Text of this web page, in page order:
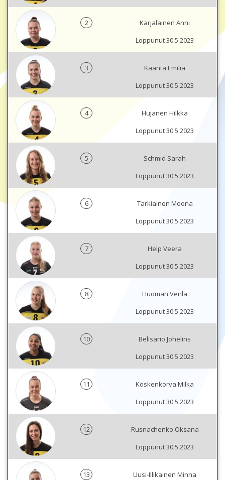
2
Karjalainen Anni
Loppunut 30.5.2023
3
Kääntä Emilia
Loppunut 30.5.2023
4
Hujanen Hilkka
Loppunut 30.5.2023
5
Schmid Sarah
Loppunut 30.5.2023
6
Tarkiainen Moona
Loppunut 30.5.2023
7
Help Veera
Loppunut 30.5.2023
8
Huoman Venla
Loppunut 30.5.2023
10
Belisario Johelins
Loppunut 30.5.2023
11
Koskenkorva Milka
Loppunut 30.5.2023
12
Rusnachenko Oksana
Loppunut 30.5.2023
13
Uusi-Illikainen Minna